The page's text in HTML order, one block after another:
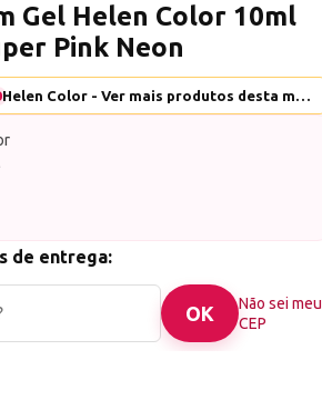
Gel Helen Color 10ml
Pink Neon
Helen Color - Ver mais produtos desta marca
de entrega:
Não sei meu
CEP